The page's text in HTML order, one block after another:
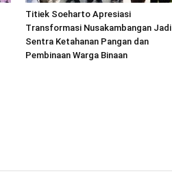
Titiek Soeharto Apresiasi
Transformasi Nusakambangan Jadi
Sentra Ketahanan Pangan dan
Pembinaan Warga Binaan